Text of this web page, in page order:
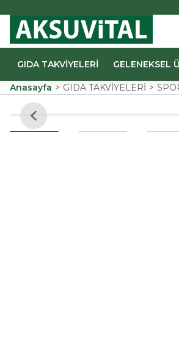
GIDA TAKVİYELERİ GELENEKSEL
Anasayfa GIDA TAKVİYELERİ